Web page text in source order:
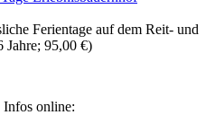
Ferientage auf dem Reit- und
95,00 €)
online: